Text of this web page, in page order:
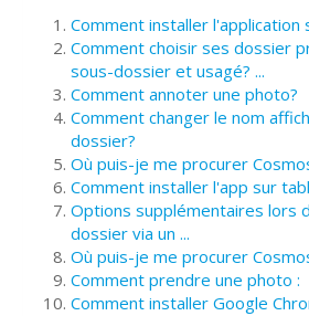
Comment installer l'application
Comment choisir ses dossier
sous-dossier et usagé? ...
Comment annoter une photo?
Comment changer le nom
dossier?
Où puis-je me procurer
Comment installer l'app sur
Options supplémentaires lors
dossier via un ...
Où puis-je me procurer
Comment prendre une photo :
Comment installer Google